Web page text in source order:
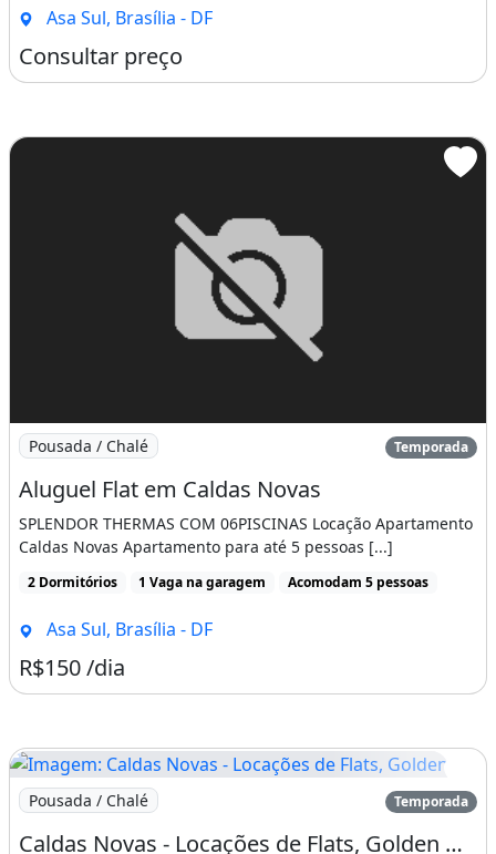
Asa Sul, Brasília - DF
Consultar preço
Imagem: Aluguel Flat em Caldas Novas
Pousada / Chalé Temporada
Aluguel Flat em Caldas Novas
SPLENDOR THERMAS COM 06PISCINAS Locação Apartamento
Caldas Novas Apartamento para até 5 pessoas [...]
2 Dormitórios 1 Vaga na garagem Acomodam 5 pessoas
Asa Sul, Brasília - DF
R$150 /dia
Imagem: Caldas Novas - Locações de Flats, Golden
Pousada / Chalé Temporada
Caldas Novas - Locações de Flats, Golden Dolphin - 3 Dias 300,00